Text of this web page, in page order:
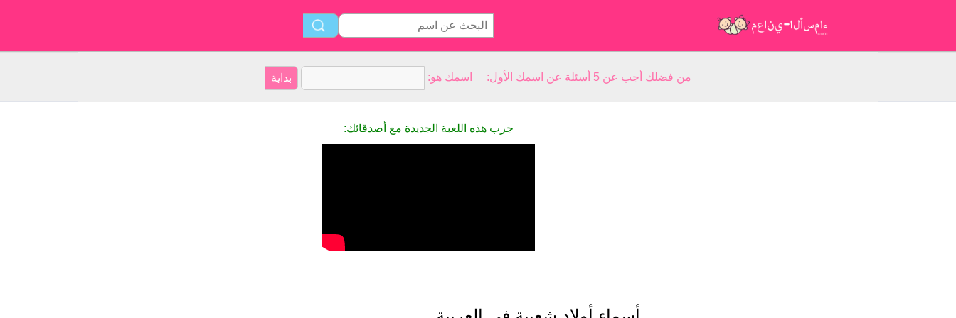
من فضلك أجب عن 5 أسئلة عن اسمك الأول: اسمك هو:
جرب هذه اللعبة الجديدة مع أصدقائك: